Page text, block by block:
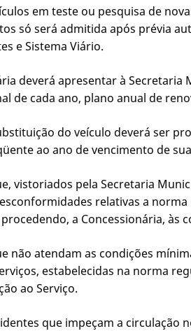
em teste ou pesquisa de
só será admitida após prévia
e Sistema Viário.
deverá apresentar à Secretaria
de cada ano, plano anual de
do veículo deverá ser
ao ano de vencimento de
vistoriados pela Secretaria
relativas a
a Concessionária, às
não atendam as condições
estabelecidas na norma
ao Serviço.
que impeçam a circulação